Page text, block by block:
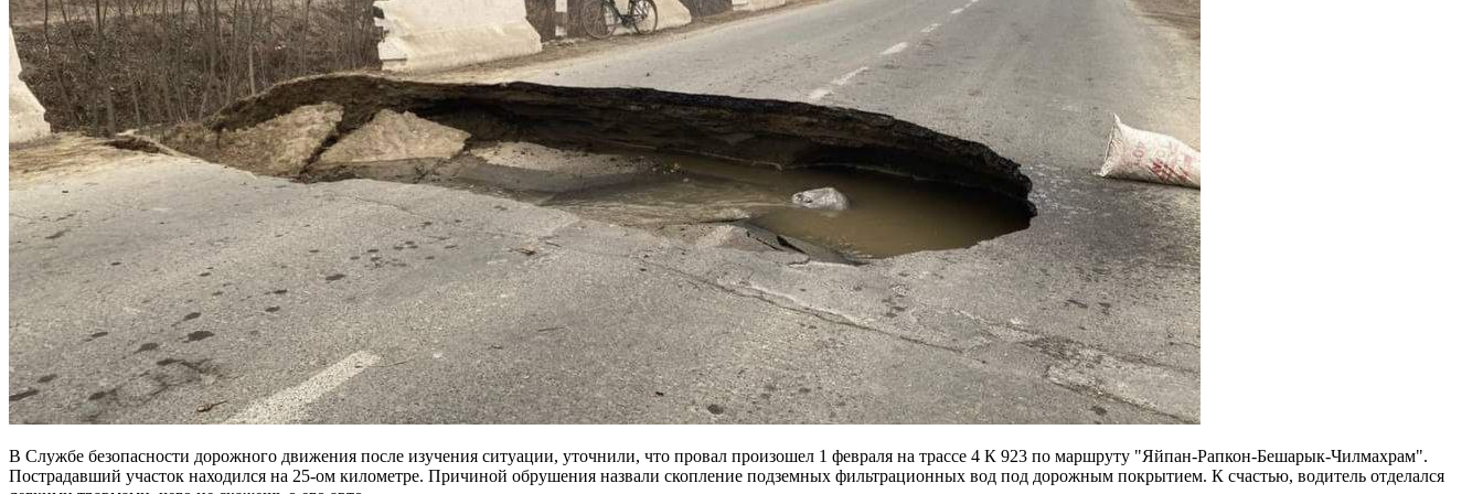
В Службе безопасности дорожного движения после изучения ситуации, уточнили, что провал произошел 1 февраля на трассе 4 К 923 по маршруту "Яйпан-Рапкон-Бешарык-Чилмахрам".
Пострадавший участок находился на 25-ом километре. Причиной обрушения назвали скопление подземных фильтрационных вод под дорожным покрытием. К счастью, водитель отделался